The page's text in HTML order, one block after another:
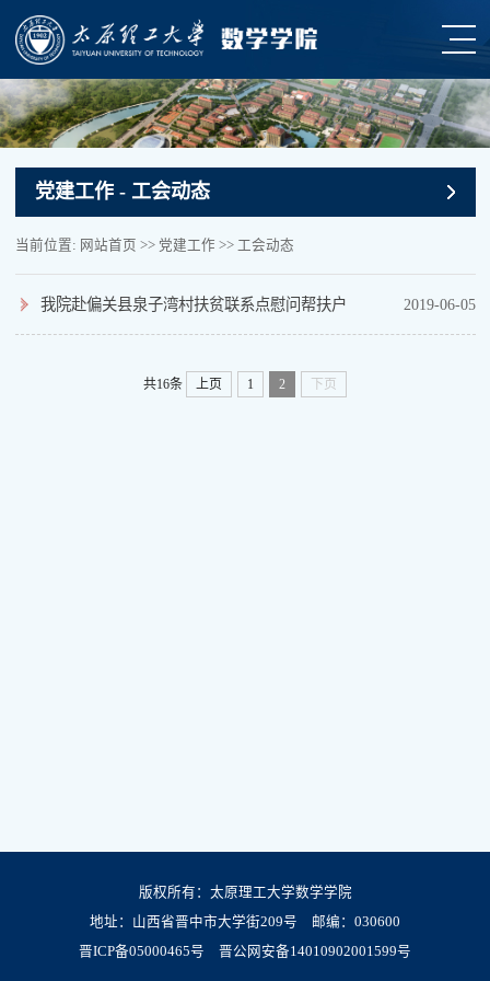
党建工作 - 工会动态
当前位置: 网站首页 >> 党建工作 >> 工会动态
我院赴偏关县泉子湾村扶贫联系点慰问帮扶户 2019-06-05
共16条 上页 1 2 下页
版权所有：太原理工大学数学学院
地址：山西省晋中市大学街209号 邮编：030600
晋ICP备05000465号
晋公网安备14010902001599号